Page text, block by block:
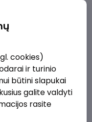
jus domina?
cookies)
ir turinio
būtini slapukai
galite valdyti
rasite